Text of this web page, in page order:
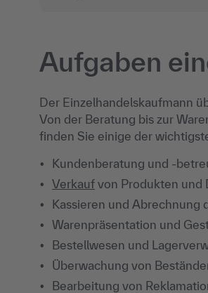
Aufgaben
Der Einzelhandelskaufmann
Von der Beratung bis zur
finden Sie einige der
Kundenberatung und -
Verkauf von Produkten und
Kassieren und Abrechnung
Warenpräsentation und
Bestellwesen und
Überwachung von
Bearbeitung von